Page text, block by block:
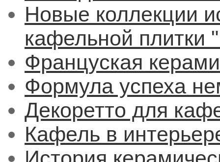
Новые коллекции
кафельной плитки
Француская
Формула успеха
Декоретто для
Кафель в